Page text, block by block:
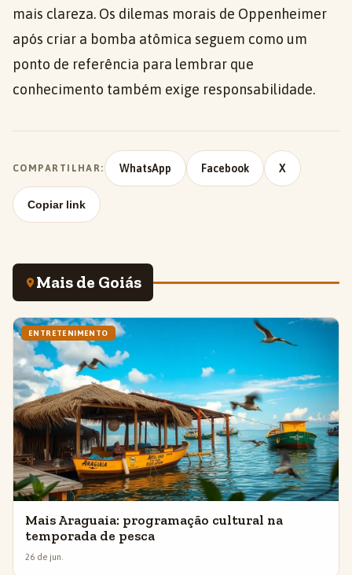
mais clareza. Os dilemas morais de Oppenheimer
após criar a bomba atômica seguem como um
ponto de referência para lembrar que
conhecimento também exige responsabilidade.
COMPARTILHAR: WhatsApp Facebook X
Copiar link
Mais de Goiás
ENTRETENIMENTO
Mais Araguaia: programação cultural na
temporada de pesca
26 de jun.